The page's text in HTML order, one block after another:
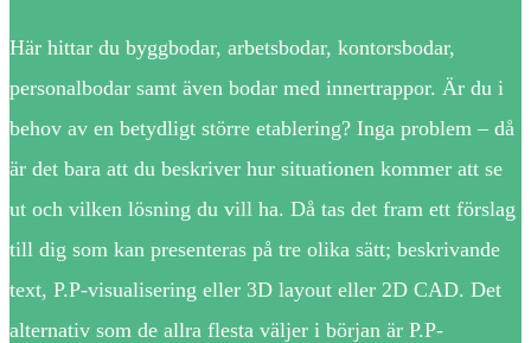
Här hittar du byggbodar, arbetsbodar, kontorsbodar,
personalbodar samt även bodar med innertrappor. Är du i
behov av en betydligt större etablering? Inga problem – då
är det bara att du beskriver hur situationen kommer att se
ut och vilken lösning du vill ha. Då tas det fram ett förslag
till dig som kan presenteras på tre olika sätt; beskrivande
text, P.P-visualisering eller 3D layout eller 2D CAD. Det
alternativ som de allra flesta väljer i början är P.P-